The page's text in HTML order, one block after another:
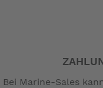
Bei Marine-Sales